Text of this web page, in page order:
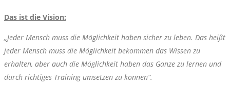
Das ist die Vision:
„Jeder Mensch muss die Möglichkeit haben sicher zu leben. Das heißt
jeder Mensch muss die Möglichkeit bekommen das Wissen zu
erhalten, aber auch die Möglichkeit haben das Ganze zu lernen und
durch richtiges Training umsetzen zu können“.